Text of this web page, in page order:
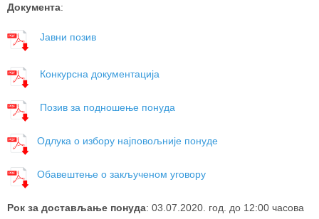
Документа:
Јавни позив
Конкурсна документација
Позив за подношење понуда
Одлука о избору најповољније понуде
Обавештење о закљученом уговору
Рок за достављање понуда: 03.07.2020. год. до 12:00 часова